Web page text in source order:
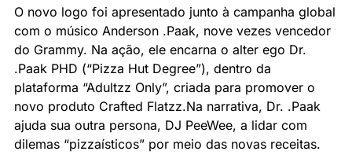
O novo logo foi apresentado junto à campanha global
com o músico Anderson .Paak, nove vezes vencedor
do Grammy. Na ação, ele encarna o alter ego Dr.
.Paak PHD (“Pizza Hut Degree”), dentro da
plataforma “Adultzz Only”, criada para promover o
novo produto Crafted Flatzz.Na narrativa, Dr. .Paak
ajuda sua outra persona, DJ PeeWee, a lidar com
dilemas “pizzaísticos” por meio das novas receitas.